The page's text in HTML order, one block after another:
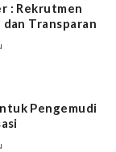
: Rekrutmen
Transparan
Pengemudi